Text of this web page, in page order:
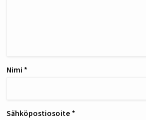
Nimi *
Sähköpostiosoite *